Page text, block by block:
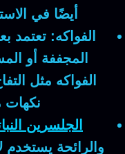
أيضًا في
الفواكه: تعتمد
المجففة أو
الفواكه مثل
نكهات
الجلسرين
والرائحة يستخدم